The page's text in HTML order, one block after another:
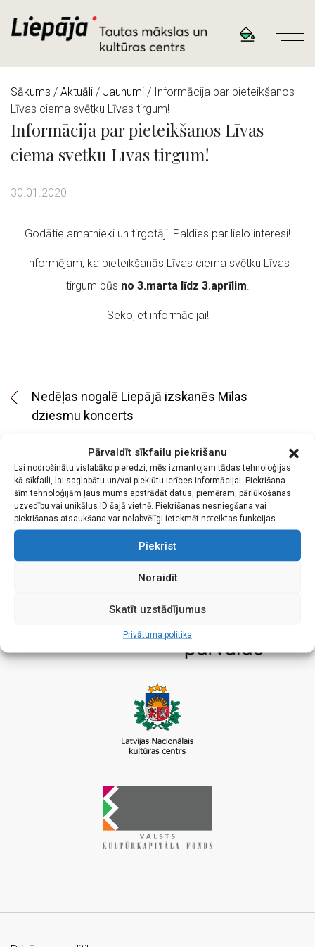
Pārvaldīt sīkfailu piekrišanu
Lai nodrošinātu vislabāko pieredzi, mēs izmantojam tādas tehnoloģijas
kā sīkfaili, lai saglabātu un/vai piekļūtu ierīces informācijai. Piekrišana
šīm tehnoloģijām ļaus mums apstrādāt datus, piemēram, pārlūkošanas
uzvedību vai unikālus ID šajā vietnē. Piekrišanas nesniegšana vai
piekrišanas atsaukšana var nelabvēlīgi ietekmēt noteiktas funkcijas.
Piekrist
Noraidīt
Skatīt uzstādījumus
Privātuma politika
Sākums / Aktuāli / Jaunumi / Informācija par pieteikšanos
Līvas ciema svētku Līvas tirgum!
Informācija par pieteikšanos Līvas
ciema svētku Līvas tirgum!
30.01.2020
Godātie amatnieki un tirgotāji! Paldies par lielo interesi!
Informējam, ka pieteikšanās Līvas ciema svētku Līvas
tirgum būs no 3.marta līdz 3.aprīlim.
Sekojiet informācijai!
Nedēļas nogalē Liepājā izskanēs Mīlas
dziesmu koncerts
Aicinām uz tautas deju kolektīvu labdarības
koncertu “Sadancojam Liepājā”